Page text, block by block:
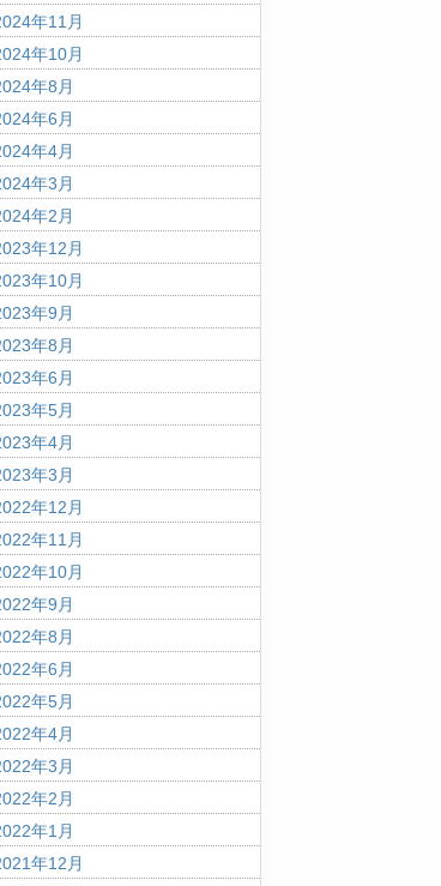
年11月
年10月
年8月
年6月
年4月
年3月
年2月
年12月
年10月
年9月
年8月
年6月
年5月
年4月
年3月
年12月
年11月
年10月
年9月
年8月
年6月
年5月
年4月
年3月
年2月
年1月
年12月